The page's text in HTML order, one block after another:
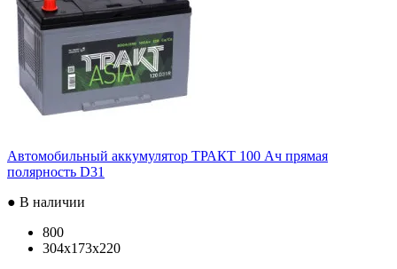
Автомобильный аккумулятор ТРАКТ 100 Ач прямая
полярность D31
● В наличии
800
304x173x220